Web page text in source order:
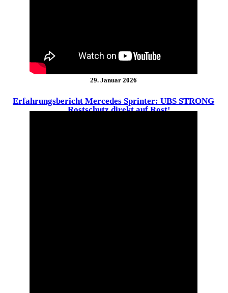
29. Januar 2026
Erfahrungsbericht Mercedes Sprinter: UBS STRONG
… Rostschutz direkt auf Rost!